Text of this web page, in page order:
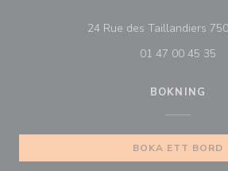
24 Rue des Taillandiers
01 47 00 45 35
BOKNING
BOKA ETT BORD